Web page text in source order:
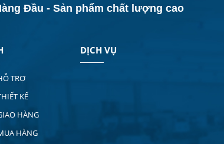
Đầu - Sản phẩm chất lượng cao
TRỢ
KẾ
HÀNG
HÀNG
DỊCH VỤ